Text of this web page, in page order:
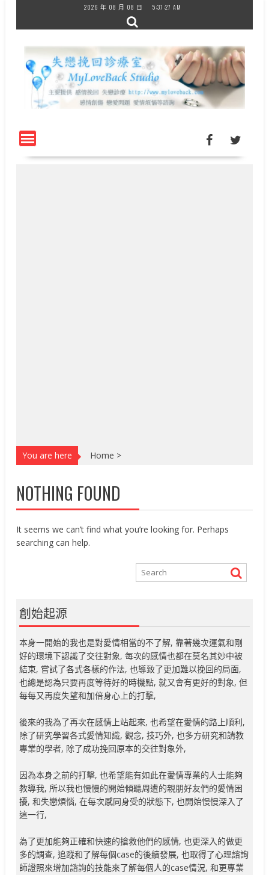
content
2026 年 08 月 08 日 5:37:27 AM
You are here Home >
NOTHING FOUND
It seems we can’t find what you’re looking for. Perhaps
searching can help.
創始起源
本身一開始的我也是對愛情相當的不了解, 靠著幾次運氣和剛
好的環境下認識了交往對象, 每次的感情也都在莫名其妙中被
結束, 嘗試了各式各樣的作法, 也導致了更加難以挽回的局面,
也總是認為只要再度等待好的時機點, 就又會有更好的對象, 但
每每又再度失望和加倍身心上的打擊,
後來的我為了再次在感情上站起來, 也希望在愛情的路上順利,
除了研究學習各式愛情知識, 觀念, 技巧外, 也多方研究和請教
專業的學者, 除了成功挽回原本的交往對象外,
因為本身之前的打擊, 也希望能有如此在愛情專業的人士能夠
教導我, 所以我也慢慢的開始傾聽周遭的親朋好友們的愛情困
擾, 和失戀煩惱, 在每次感同身受的狀態下, 也開始慢慢深入了
這一行,
為了更加能夠正確和快速的搶救他們的感情, 也更深入的做更
多的調查, 追蹤和了解每個case的後續發展, 也取得了心理諮詢
師證照來增加諮詢的技能來了解每個人的case情況, 和更專業